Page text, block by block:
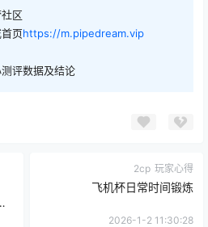
区
页https://m.pipedream.vip
评数据及结论
2cp 玩家心得
飞机杯日常时间锻炼
2026-1-2 11:30:28